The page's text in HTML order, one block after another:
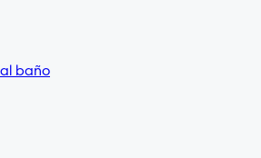
baño